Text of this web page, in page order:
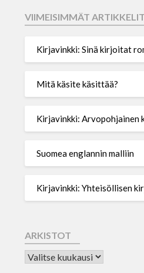
VIIMEISIMMÄT ARTIKKELIT
Kirjavinkki: Sinä kirjoitat
Mitä käsite käsittää?
Kirjavinkki:
Suomea englannin malliin
Kirjavinkki: Yhteisöllisen
ARKISTOT